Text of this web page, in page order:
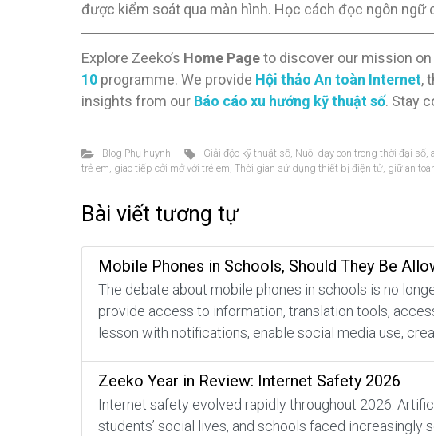
được kiểm soát qua màn hình. Học cách đọc ngôn
Explore Zeeko’s Home Pageto discover our mission on
10 programme. We provide Hội thảo An toàn Internet,
insights from our Báo cáo xu hướng kỹ thuật số. Stay
Blog Phụ huynh Giải độc kỹ thuật số, Nuôi dạy con trong thời đại số,
trẻ em, giao tiếp cởi mở với trẻ em, Thời gian sử dụng thiết bị điện tử, giữ an
Bài viết tương tự
Mobile Phones in Schools, Should They Be
The debate about mobile phones in schools is no
provide access to information, translation tools,
lesson with notifications, enable social media use,
Zeeko Year in Review: Internet Safety 2026
Internet safety evolved rapidly throughout 2026.
students’ social lives, and schools faced